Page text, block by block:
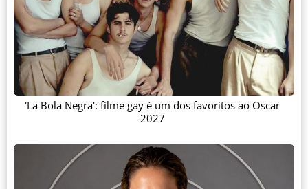
'La Bola Negra': filme gay é um dos favoritos ao Oscar
2027